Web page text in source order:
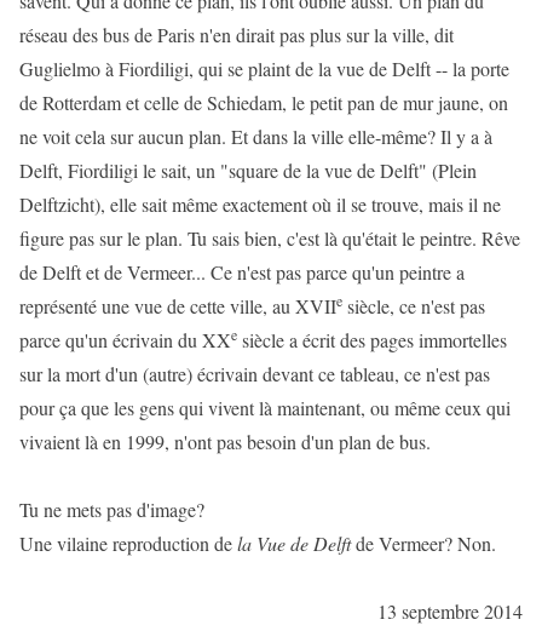
réseau des bus de Paris n'en dirait pas plus sur la ville, dit
Guglielmo à Fiordiligi, qui se plaint de la vue de Delft -- la porte
de Rotterdam et celle de Schiedam, le petit pan de mur jaune, on
ne voit cela sur aucun plan. Et dans la ville elle-même? Il y a à
Delft, Fiordiligi le sait, un "square de la vue de Delft" (Plein
Delftzicht), elle sait même exactement où il se trouve, mais il ne
figure pas sur le plan. Tu sais bien, c'est là qu'était le peintre. Rêve
de Delft et de Vermeer... Ce n'est pas parce qu'un peintre a
représenté une vue de cette ville, au XVIIe siècle, ce n'est pas
parce qu'un écrivain du XXe siècle a écrit des pages immortelles
sur la mort d'un (autre) écrivain devant ce tableau, ce n'est pas
pour ça que les gens qui vivent là maintenant, ou même ceux qui
vivaient là en 1999, n'ont pas besoin d'un plan de bus.
Tu ne mets pas d'image?
Une vilaine reproduction dela Vue de Delftde Vermeer? Non.
13 septembre 2014